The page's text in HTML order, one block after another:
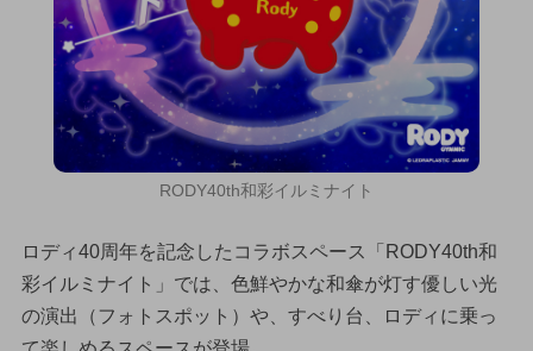
RODY40th和彩イルミナイト
ロディ40周年を記念したコラボスペース「RODY40th和
彩イルミナイト」では、色鮮やかな和傘が灯す優しい光
の演出（フォトスポット）や、すべり台、ロディに乗っ